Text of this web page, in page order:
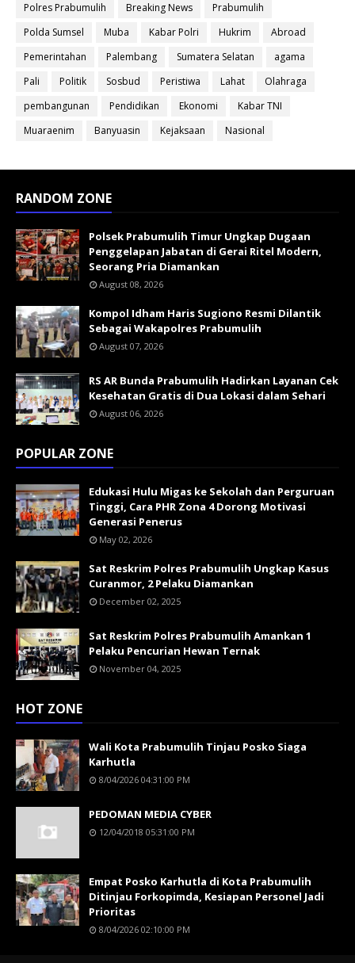
Polres Prabumulih Breaking News
Prabumulih
Polda Sumsel
Muba Kabar Polri Hukrim
Abroad
Pemerintahan
Palembang Sumatera Selatan
agama
Pali
Politik Sosbud Peristiwa Lahat
Olahraga
pembangunan
Pendidikan Ekonomi
Kabar TNI
Muaraenim
Banyuasin Kejaksaan Nasional
RANDOM ZONE
Polsek Prabumulih Timur Ungkap Dugaan
Penggelapan Jabatan di Gerai Ritel Modern,
Seorang Pria Diamankan
August 08, 2026
Kompol Idham Haris Sugiono Resmi Dilantik
Sebagai Wakapolres Prabumulih
August 07, 2026
RS AR Bunda Prabumulih Hadirkan Layanan Cek
Kesehatan Gratis di Dua Lokasi dalam Sehari
August 06, 2026
POPULAR ZONE
Edukasi Hulu Migas ke Sekolah dan Perguruan
Tinggi, Cara PHR Zona 4 Dorong Motivasi
Generasi Penerus
May 02, 2026
Sat Reskrim Polres Prabumulih Ungkap Kasus
Curanmor, 2 Pelaku Diamankan
December 02, 2025
Sat Reskrim Polres Prabumulih Amankan 1
Pelaku Pencurian Hewan Ternak
November 04, 2025
HOT ZONE
Wali Kota Prabumulih Tinjau Posko Siaga
Karhutla
8/04/2026 04:31:00 PM
PEDOMAN MEDIA CYBER
12/04/2018 05:31:00 PM
Empat Posko Karhutla di Kota Prabumulih
Ditinjau Forkopimda, Kesiapan Personel Jadi
Prioritas
8/04/2026 02:10:00 PM